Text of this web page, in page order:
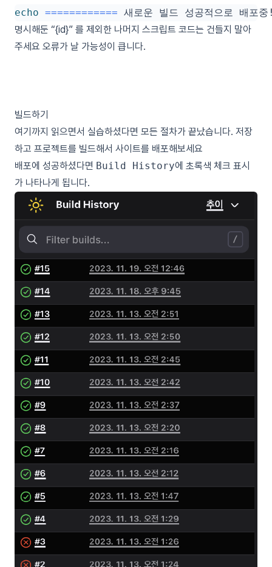
echo ============ 새로운 빌드 성공적으로 배
명시해둔 “{id}” 를 제외한 나머지 스크립트 코드는 건들지 말아
주세요 오류가 날 가능성이 큽니다.
빌드하기
여기까지 읽으면서 실습하셨다면 모든 절차가 끝났습니다. 저장
하고 프로젝트를 빌드해서 사이트를 배포해보세요
배포에 성공하셨다면 Build History에 초록색 체크 표시
가 나타나게 됩니다.